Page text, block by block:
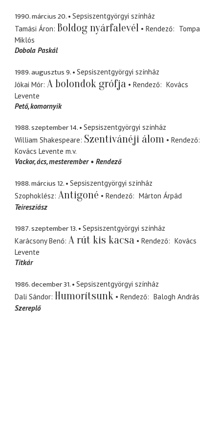
1990. március 20.
Sepsiszentgyörgyi színház
Tamási Áron Boldog nyárfalevél Rendező
Tompa
Miklós
Dobola Paskál
1989. augusztus 9.
Sepsiszentgyörgyi színház
Jókai Mór A bolondok grófja Rendező
Kovács
Levente
Pető komornyik
1988. szeptember 14.
Sepsiszentgyörgyi színház
William Shakespeare Szentivánéji álom
Rendező
Kovács Levente m.v.
Vackor ács, mesterember Rendező
1988. március 12.
Sepsiszentgyörgyi színház
Szophoklész Antigoné Rendező
Márton Árpád
Teiresziász
1987. szeptember 13.
Sepsiszentgyörgyi színház
Karácsony Benő A rút kis kacsa Rendező
Kovács
Levente
Titkár
1986. december 31.
Sepsiszentgyörgyi színház
Dali Sándor Humorítsunk Rendező
Balogh András
Szereplő